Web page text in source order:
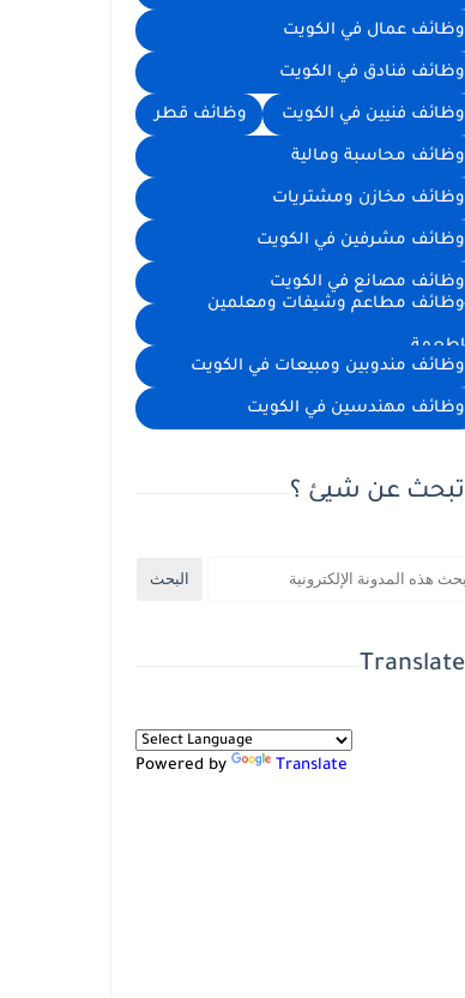
وظائف عمال في الكويت
وظائف فنادق في الكويت
وظائف فنيين في الكويت وظائف قطر
وظائف محاسبة ومالية
وظائف مخازن ومشتريات
وظائف مشرفين في الكويت
وظائف مصانع في الكويت
وظائف مطاعم وشيفات ومعلمين
اطعمة
وظائف مندوبين ومبيعات في الكويت
وظائف مهندسين في الكويت
تبحث عن شيئ ؟
Translate
Powered by Translate